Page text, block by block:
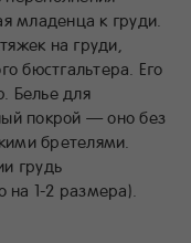
младенца к груди.
на груди,
бюстгальтера. Его
Белье для
покрой — оно без
бретелями.
грудь
на 1-2 размера).